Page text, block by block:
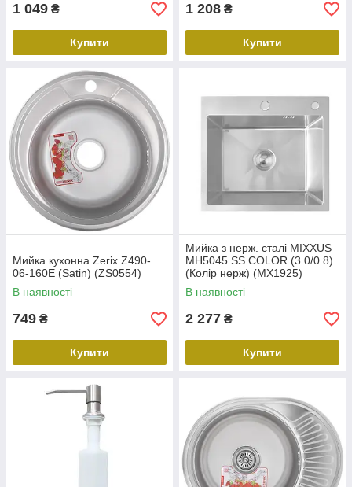
1 049 ₴
Купити
1 208 ₴
Купити
Мийка кухонна Zerix Z490-
06-160E (Satin) (ZS0554)
В наявності
749 ₴
Купити
Мийка з нерж. сталі MIXXUS
MH5045 SS COLOR (3.0/0.8)
(Колір нерж) (MX1925)
В наявності
2 277 ₴
Купити